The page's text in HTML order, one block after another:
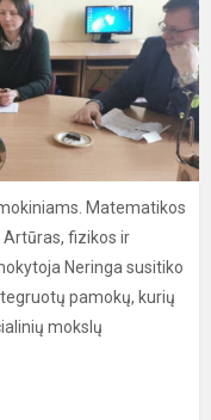
Matematikos
fizikos ir
Neringa susitiko
pamokų, kurių
mokslų